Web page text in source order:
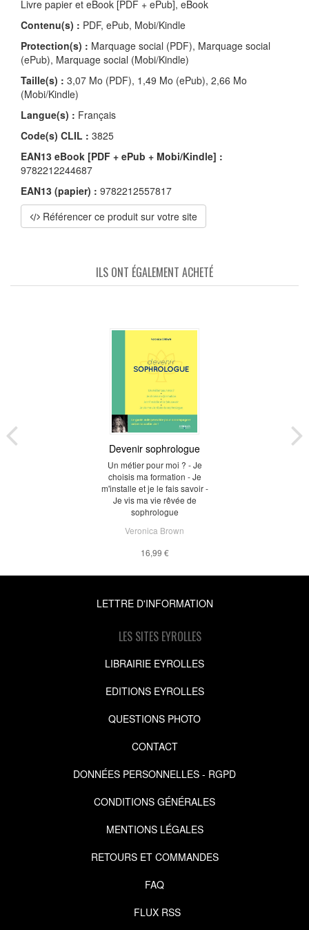
Livre papier et eBook [PDF + ePub], eBook
Contenu(s) : PDF, ePub, Mobi/Kindle
Protection(s) : Marquage social (PDF), Marquage social
(ePub), Marquage social (Mobi/Kindle)
Taille(s) : 3,07 Mo (PDF), 1,49 Mo (ePub), 2,66 Mo
(Mobi/Kindle)
Langue(s) : Français
Code(s) CLIL : 3825
EAN13 eBook [PDF + ePub + Mobi/Kindle] :
9782212244687
EAN13 (papier) : 9782212557817
Référencer ce produit sur votre site
ILS ONT ÉGALEMENT ACHETÉ
Devenir sophrologue
Un métier pour moi ? - Je
choisis ma formation - Je
m'installe et je le fais savoir -
Je vis ma vie rêvée de
sophrologue
Veronica Brown
16,99 €
LETTRE D'INFORMATION
LES SITES EYROLLES
LIBRAIRIE EYROLLES
EDITIONS EYROLLES
QUESTIONS PHOTO
CONTACT
DONNÉES PERSONNELLES - RGPD
CONDITIONS GÉNÉRALES
MENTIONS LÉGALES
RETOURS ET COMMANDES
FAQ
FLUX RSS